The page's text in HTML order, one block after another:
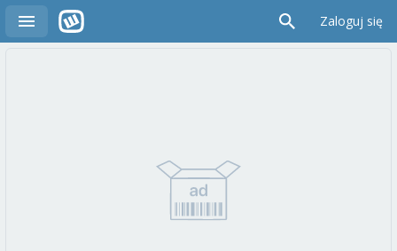
Zaloguj się